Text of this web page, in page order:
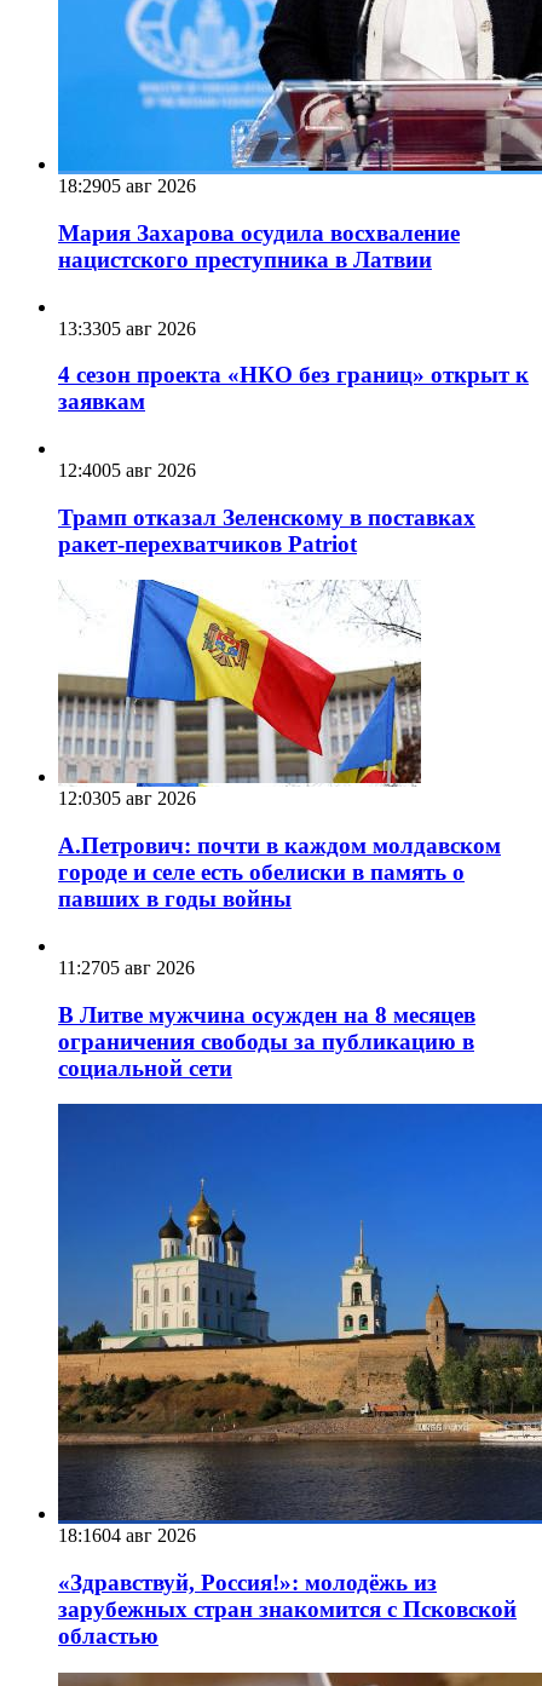
18:2905 авг 2026
Мария Захарова осудила восхваление
нацистского преступника в Латвии
13:3305 авг 2026
4 сезон проекта «НКО без границ» открыт к
заявкам
12:4005 авг 2026
Трамп отказал Зеленскому в поставках
ракет-перехватчиков Patriot
12:0305 авг 2026
А.Петрович: почти в каждом молдавском
городе и селе есть обелиски в память о
павших в годы войны
11:2705 авг 2026
В Литве мужчина осужден на 8 месяцев
ограничения свободы за публикацию в
социальной сети
18:1604 авг 2026
«Здравствуй, Россия!»: молодёжь из
зарубежных стран знакомится с Псковской
областью